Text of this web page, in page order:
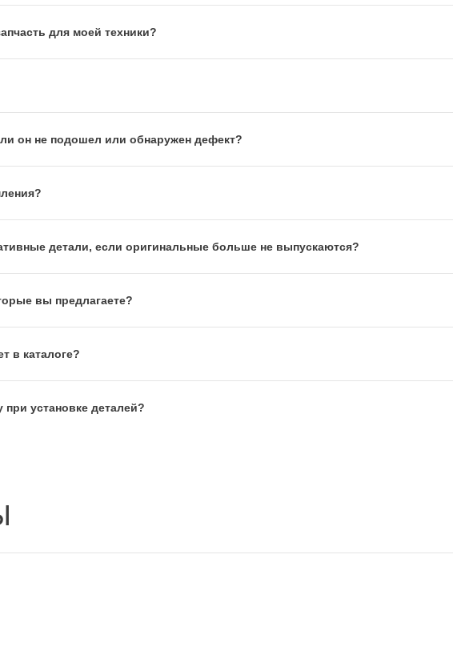
для моей техники?
он не подошел или обнаружен дефект?
детали, если оригинальные больше не выпускаются?
вы предлагаете?
в каталоге?
установке деталей?